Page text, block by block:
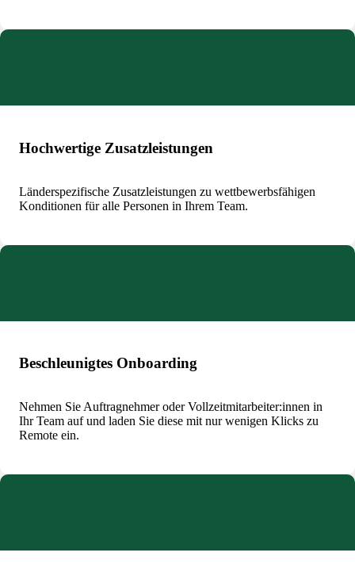
Hochwertige Zusatzleistungen
Länderspezifische Zusatzleistungen zu wettbewerbsfähigen
Konditionen für alle Personen in Ihrem Team.
Beschleunigtes Onboarding
Nehmen Sie Auftragnehmer oder Vollzeitmitarbeiter:innen in
Ihr Team auf und laden Sie diese mit nur wenigen Klicks zu
Remote ein.